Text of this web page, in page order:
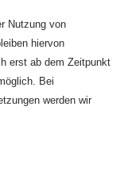
Nutzung von
hiervon
erst ab dem Zeitpunkt
Bei
werden wir